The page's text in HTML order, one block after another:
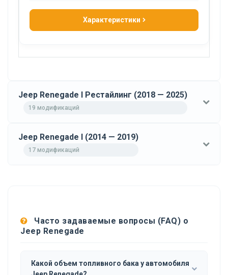
Характеристики
Jeep Renegade I Рестайлинг (2018 — 2025)
19 модификаций
Jeep Renegade I (2014 — 2019)
17 модификаций
Часто задаваемые вопросы (FAQ) о
Jeep Renegade
Какой объем топливного бака у автомобиля